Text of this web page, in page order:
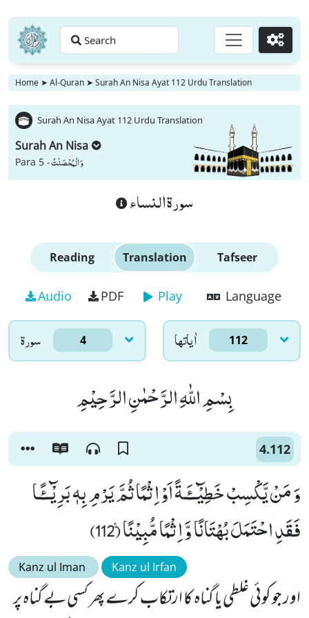
Search Go
Home ➤ Al-Quran ➤ Surah An Nisa Ayat 112 Urdu Translation
Surah An Nisa Ayat 112 Urdu Translation
Surah An Nisa
Para 5 -وَ الْمُحْصَنٰتُ
سورة النساء
Reading Translation Tafseer
Audio PDF Play Language
سورۃ 4 اٰياتها 112
بِسْمِ اللّٰهِ الرَّحْمٰنِ الرَّحِیْمِ
4.112
وَ مَنْ یَّكْسِبْ خَطِیْٓــٴَـةً اَوْ اِثْمًا ثُمَّ یَرْمِ بِهٖ بَرِیْٓــٴًـا
فَقَدِ احْتَمَلَ بُهْتَانًا وَّ اِثْمًا مُّبِیْنًا۠ (112)
Kanz ul Iman Kanz ul Irfan
اور جو کوئی غلطی یا گناہ کا ارتکاب کرے پھر کسی بے گناہ پر